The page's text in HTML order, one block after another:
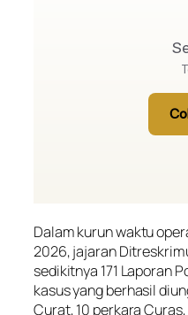
Dalam kurun waktu
2026, jajaran
sedikitnya 171 Laporan
kasus yang berhasil
Curat, 10 perkara